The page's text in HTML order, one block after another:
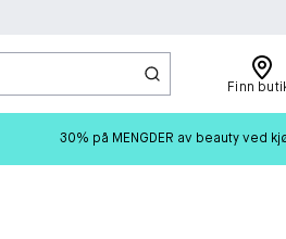
Finn
30% på MENGDER av beauty ved